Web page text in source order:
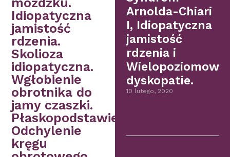
móżdżku.
Idiopatyczna
jamistość
rdzenia.
Skolioza
idiopatyczna.
Wgłobienie
obrotnika do
jamy czaszki.
Płaskopodstawie.
Odchylenie
kręgu
Arnolda-Chiari
I, Idiopatyczna
jamistość
rdzenia i
Wielopoziomowe
dyskopatie.
10 lutego, 2020